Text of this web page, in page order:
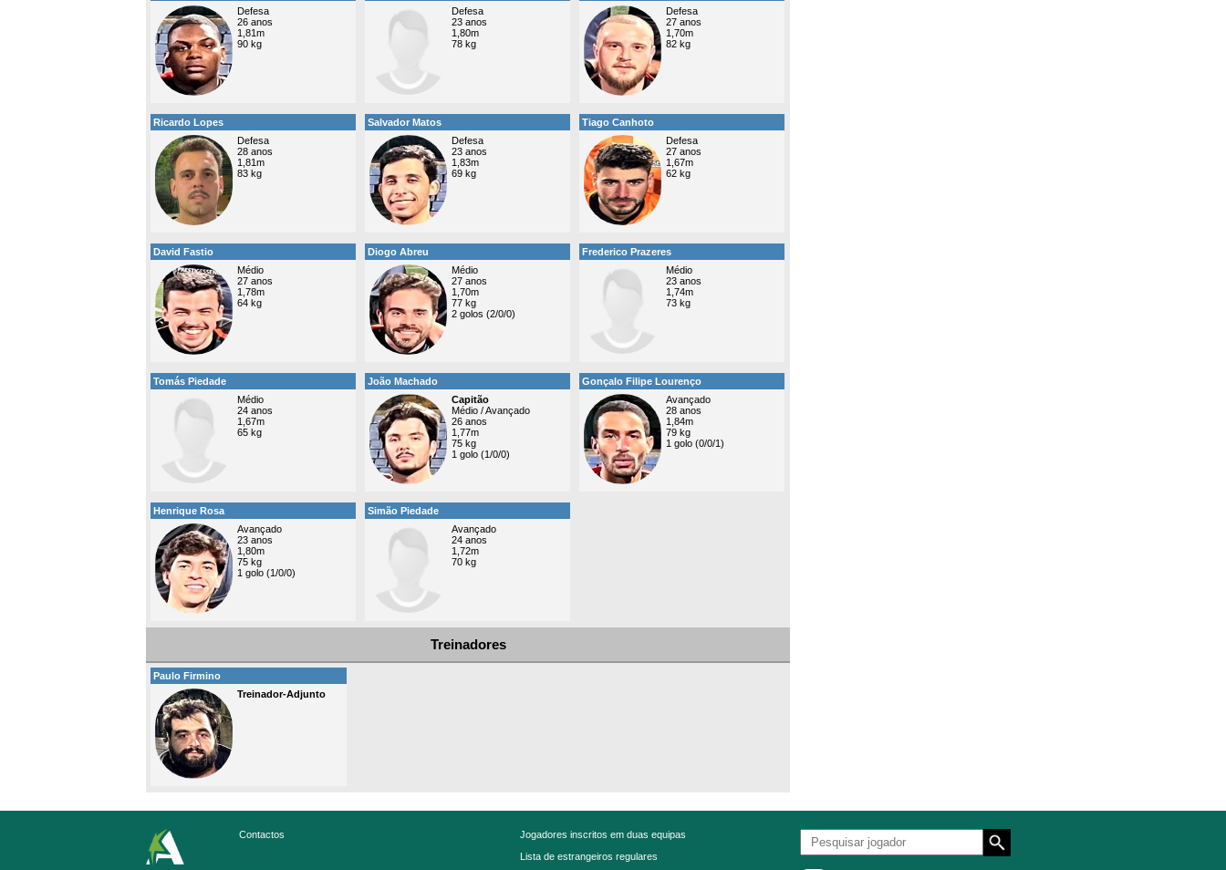
Defesa
26 anos
1,81m
90 kg
Defesa
23 anos
1,80m
78 kg
Defesa
27 anos
1,70m
82 kg
Ricardo Lopes
Defesa
28 anos
1,81m
83 kg
Salvador Matos
Defesa
23 anos
1,83m
69 kg
Tiago Canhoto
Defesa
27 anos
1,67m
62 kg
David Fastio
Médio
27 anos
1,78m
64 kg
Diogo Abreu
Médio
27 anos
1,70m
77 kg
2 golos (2/0/0)
Frederico Prazeres
Médio
23 anos
1,74m
73 kg
Tomás Piedade
Médio
24 anos
1,67m
65 kg
João Machado
Capitão
Médio / Avançado
26 anos
1,77m
75 kg
1 golo (1/0/0)
Gonçalo Filipe Lourenço
Avançado
28 anos
1,84m
79 kg
1 golo (0/0/1)
Henrique Rosa
Avançado
23 anos
1,80m
75 kg
1 golo (1/0/0)
Simão Piedade
Avançado
24 anos
1,72m
70 kg
Treinadores
Paulo Firmino
Treinador-Adjunto
Contactos
Jogadores inscritos em duas equipas
Lista de estrangeiros regulares